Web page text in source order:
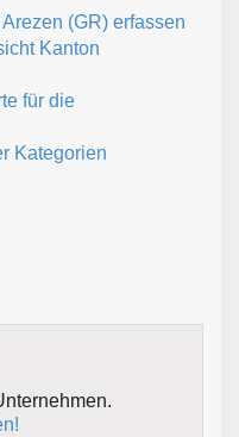
(GR) erfassen
Kanton
für die
Kategorien